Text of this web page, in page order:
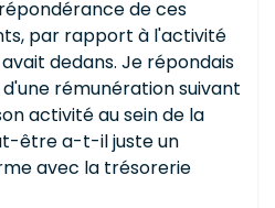
de ces
par rapport à l'activité
dedans. Je répondais
rémunération suivant
activité au sein de la
être a-t-il juste un
avec la trésorerie